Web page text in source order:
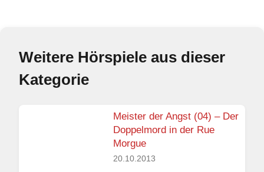
Weitere Hörspiele aus dieser
Kategorie
Meister der Angst (04) – Der
Doppelmord in der Rue
Morgue
20.10.2013